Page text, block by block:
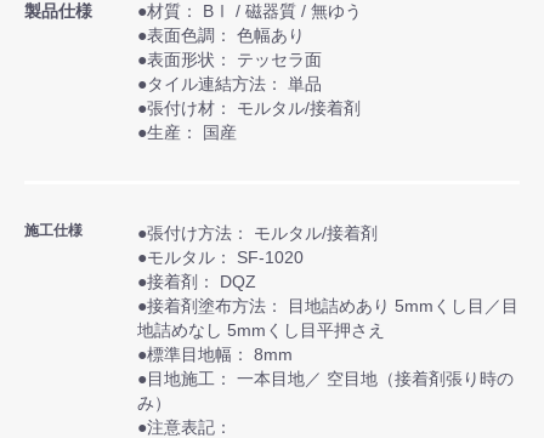
製品仕様
●材質： BⅠ / 磁器質 / 無ゆう
●表面色調： 色幅あり
●表面形状： テッセラ面
●タイル連結方法： 単品
●張付け材： モルタル/接着剤
●生産： 国産
施工仕様
●張付け方法： モルタル/接着剤
●モルタル： SF-1020
●接着剤： DQZ
●接着剤塗布方法： 目地詰めあり 5mmくし目／目
地詰めなし 5mmくし目平押さえ
●標準目地幅： 8mm
●目地施工： 一本目地／ 空目地（接着剤張り時の
み）
●注意表記：